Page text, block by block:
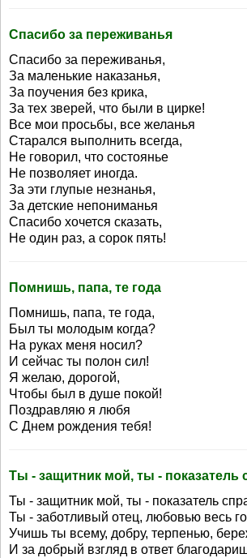
Спасибо за переживанья
Спасибо за переживанья,
За маленькие наказанья,
За поучения без крика,
За тех зверей, что были в цирке!
Все мои просьбы, все желанья
Старался выполнить всегда,
Не говорил, что состоянье
Не позволяет иногда.
За эти глупые незнанья,
За детские непониманья
Спасибо хочется сказать,
Не один раз, а сорок пять!
Помнишь, папа, те года
Помнишь, папа, те года,
Был ты молодым когда?
На руках меня носил?
И сейчас ты полон сил!
Я желаю, дорогой,
Чтобы был в душе покой!
Поздравляю я любя
С Днем рождения тебя!
Ты - защитник мой, ты - показатель
Ты - защитник мой, ты - показатель
Ты - заботливый отец, любовью весь
Учишь ты всему, добру, терпенью,
И за добрый взгляд в ответ